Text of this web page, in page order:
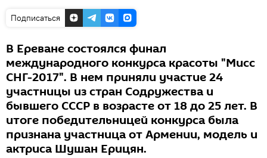
Подписаться
В Ереване состоялся финал
международного конкурса красоты "Мисс
СНГ-2017". В нем приняли участие 24
участницы из стран Содружества и
бывшего СССР в возрасте от 18 до 25 лет. В
итоге победительницей конкурса была
признана участница от Армении, модель и
актриса Шушан Ерицян.